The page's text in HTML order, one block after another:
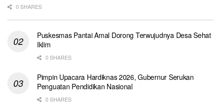
0 SHARES
Puskesmas Pantai Amal Dorong Terwujudnya Desa Sehat
Iklim
0 SHARES
Pimpin Upacara Hardiknas 2026, Gubernur Serukan
Penguatan Pendidikan Nasional
0 SHARES